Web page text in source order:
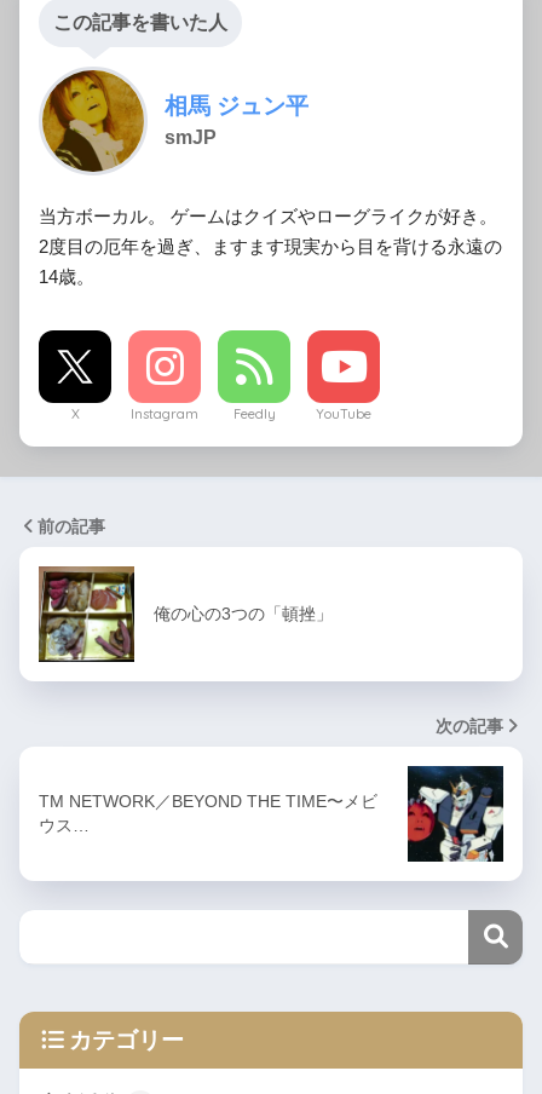
この記事を書いた人
相馬 ジュン平
smJP
当方ボーカル。 ゲームはクイズやローグライクが好き。
2度目の厄年を過ぎ、ますます現実から目を背ける永遠の
14歳。
X Instagram Feedly YouTube
前の記事
俺の心の3つの「頓挫」
次の記事
TM NETWORK／BEYOND THE TIME〜メビ
ウス…
カテゴリー